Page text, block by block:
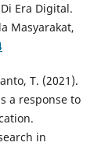
Era Digital.
Masyarakat,
T. (2021).
a response to
in